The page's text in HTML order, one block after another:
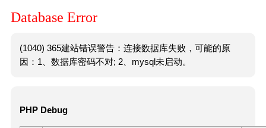
Database Error
(1040) 365建站错误警告：连接数据库失败，可能的原
因：1、数据库密码不对; 2、mysql未启动。
PHP Debug